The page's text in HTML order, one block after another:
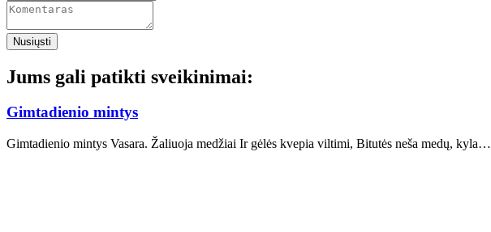
Nusiųsti
Jums gali patikti sveikinimai:
Gimtadienio mintys
Gimtadienio mintys Vasara. Žaliuoja medžiai Ir gėlės kvepia viltimi, Bitutės neša medų, kyla…